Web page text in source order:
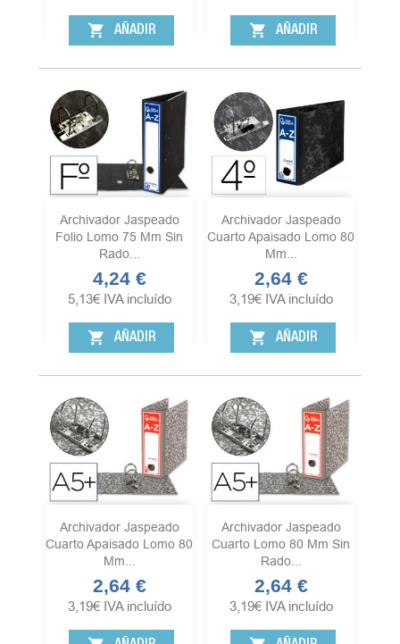
shopping_cart AÑADIR shopping_cart AÑADIR
Archivador Jaspeado
Folio Lomo 75 Mm Sin
Rado...
Precio
4,24 €
5,13€ IVA incluído
shopping_cart AÑADIR
Archivador Jaspeado
Cuarto Apaisado Lomo 80
Mm...
Precio
2,64 €
3,19€ IVA incluído
shopping_cart AÑADIR
Archivador Jaspeado
Cuarto Apaisado Lomo 80
Mm...
Precio
2,64 €
3,19€ IVA incluído
Archivador Jaspeado
Cuarto Lomo 80 Mm Sin
Rado...
Precio
2,64 €
3,19€ IVA incluído